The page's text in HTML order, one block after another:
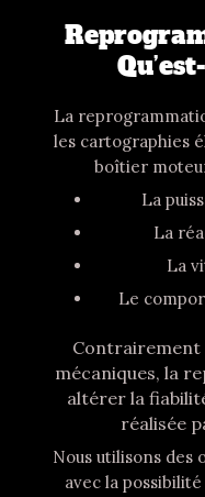
La
les cartographies
boîtier
La
La
La
Le
Contrairement
mécaniques, la
altérer la
réalisée
Nous utilisons des
avec la possibilité